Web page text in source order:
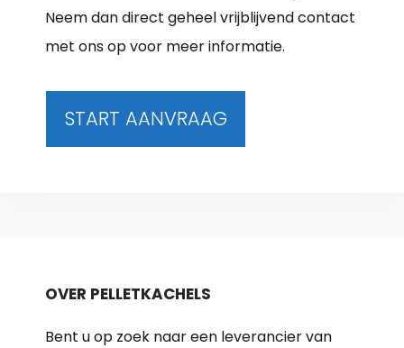
Neem dan direct geheel vrijblijvend contact
met ons op voor meer informatie.
START AANVRAAG
OVER PELLETKACHELS
Bent u op zoek naar een leverancier van